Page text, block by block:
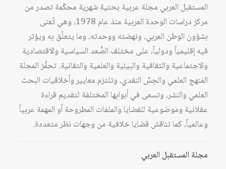
المستقبل العربي مجلة عربية بحثية شهرية محكّمة تصدر من
مركز دراسات الوحدة العربية منذ عام 1978، وهي تُعنى
بشؤون الوطن العربي، ونهضته ووحدته، وما يتعلّق به ويؤثر
فيه إقليمياً ودولياً، على مختلف الصُّعد السياسية والاقتصادية
والاجتماعية والثقافية والبيئية والعلمية والتقانية. تحفِّز المجلة
المنهج العلمي والحِسَّ النقدي، وتلتزم معايير وأخلاقيات البحث
العلمي والنشر، وتسعى في أبوابها المختلفة لتقديم قراءة
عقلانية وموضوعية للقضايا والملفات المطروحة أو المهمة عربياً
وعالمياً، كما تناقش قضايا خلافية من وجهات نظر متعددة.
مجلة المستقبل العربي